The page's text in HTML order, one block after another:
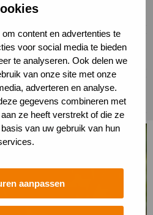
content en advertenties te
voor social media te bieden
te analyseren. Ook delen we
van onze site met onze
adverteren en analyse.
gegevens combineren met
ze heeft verstrekt of die ze
van uw gebruik van hun
aanpassen
winterklaar maken
blote wortels planten